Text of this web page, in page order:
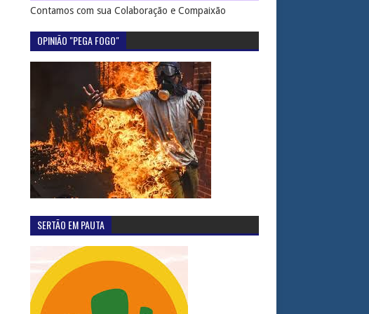
Contamos com sua Colaboração e Compaixão
OPINIÃO "PEGA FOGO"
SERTÃO EM PAUTA